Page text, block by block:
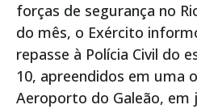
forças de segurança no
do mês, o Exército
repasse à Polícia Civil do
10, apreendidos em uma
Aeroporto do Galeão, em